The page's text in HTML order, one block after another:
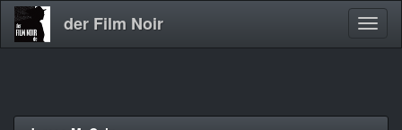
Direkt
der Film Noir